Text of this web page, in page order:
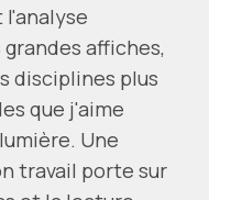
affiches,
disciplines plus
que j'aime
Une
travail porte sur